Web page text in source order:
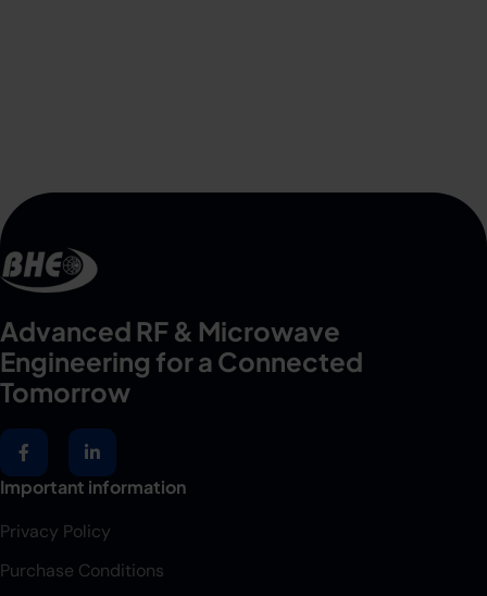
Advanced RF & Microwave
Engineering for a Connected
Tomorrow
Important information
Privacy Policy
Purchase Conditions